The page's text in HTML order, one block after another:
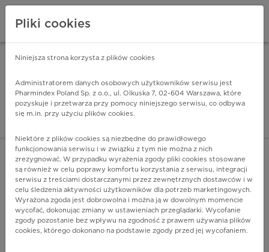
Pharmindex - lider
ZALOGUJ SIĘ
POKAŻ FILTRY
Pharmindex
Pliki cookies
Niniejsza strona korzysta z plików cookies
Administratorem danych osobowych użytkowników serwisu jest
Pharmindex Poland Sp. z o.o., ul. Olkuska 7, 02-604 Warszawa, które
pozyskuje i przetwarza przy pomocy niniejszego serwisu, co odbywa
się m.in. przy użyciu plików cookies.
Niektóre z plików cookies są niezbędne do prawidłowego
funkcjonowania serwisu i w związku z tym nie można z nich
zrezygnować. W przypadku wyrażenia zgody pliki cookies stosowane
są również w celu poprawy komfortu korzystania z serwisu, integracji
serwisu z treściami dostarczanymi przez zewnętrznych dostawców i w
celu śledzenia aktywności użytkowników dla potrzeb marketingowych.
Wyrażona zgoda jest dobrowolna i można ją w dowolnym momencie
wycofać, dokonując zmiany w ustawieniach przeglądarki. Wycofanie
zgody pozostanie bez wpływu na zgodność z prawem używania plików
cookies, którego dokonano na podstawie zgody przed jej wycofaniem.
ZA DARMO - w Google Play INSTALUJ